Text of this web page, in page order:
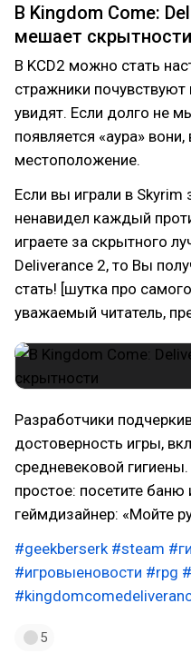
В Kingdom Come:
мешает скрытности
В KCD2 можно стать
стражники
увидят. Если долго не
появляется «аура»
местоположение.
Если вы играли в Skyrim
ненавидел каждый
играете за скрытного
Deliverance 2, то Вы
стать! [шутка про
уважаемый читатель,
Разработчики
достоверность игры,
средневековой
простое: посетите баню
геймдизайнер: «Мойте
#geekberserk #steam
#игровыеновости #rpg
5